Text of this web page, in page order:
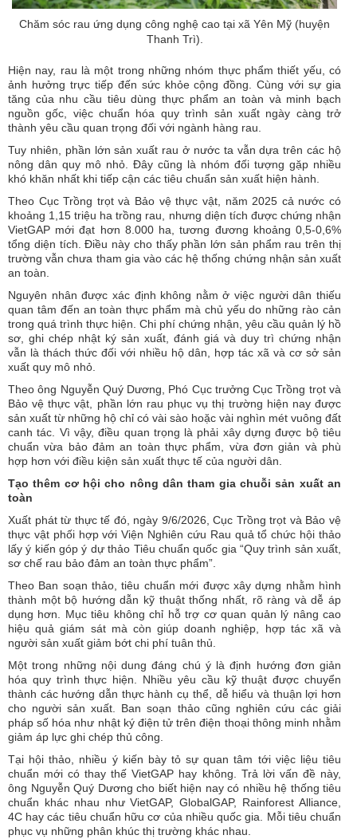
Chăm sóc rau ứng dụng công nghệ cao tại xã Yên Mỹ (huyện
Thanh Trì).
Hiện nay, rau là một trong những nhóm thực phẩm thiết yếu, có
ảnh hưởng trực tiếp đến sức khỏe cộng đồng. Cùng với sự gia
tăng của nhu cầu tiêu dùng thực phẩm an toàn và minh bạch
nguồn gốc, việc chuẩn hóa quy trình sản xuất ngày càng trở
thành yêu cầu quan trọng đối với ngành hàng rau.
Tuy nhiên, phần lớn sản xuất rau ở nước ta vẫn dựa trên các hộ
nông dân quy mô nhỏ. Đây cũng là nhóm đối tượng gặp nhiều
khó khăn nhất khi tiếp cận các tiêu chuẩn sản xuất hiện hành.
Theo Cục Trồng trọt và Bảo vệ thực vật, năm 2025 cả nước có
khoảng 1,15 triệu ha trồng rau, nhưng diện tích được chứng nhận
VietGAP mới đạt hơn 8.000 ha, tương đương khoảng 0,5-0,6%
tổng diện tích. Điều này cho thấy phần lớn sản phẩm rau trên thị
trường vẫn chưa tham gia vào các hệ thống chứng nhận sản xuất
an toàn.
Nguyên nhân được xác định không nằm ở việc người dân thiếu
quan tâm đến an toàn thực phẩm mà chủ yếu do những rào cản
trong quá trình thực hiện. Chi phí chứng nhận, yêu cầu quản lý hồ
sơ, ghi chép nhật ký sản xuất, đánh giá và duy trì chứng nhận
vẫn là thách thức đối với nhiều hộ dân, hợp tác xã và cơ sở sản
xuất quy mô nhỏ.
Theo ông Nguyễn Quý Dương, Phó Cục trưởng Cục Trồng trọt và
Bảo vệ thực vật, phần lớn rau phục vụ thị trường hiện nay được
sản xuất từ những hộ chỉ có vài sào hoặc vài nghìn mét vuông đất
canh tác. Vì vậy, điều quan trọng là phải xây dựng được bộ tiêu
chuẩn vừa bảo đảm an toàn thực phẩm, vừa đơn giản và phù
hợp hơn với điều kiện sản xuất thực tế của người dân.
Tạo thêm cơ hội cho nông dân tham gia chuỗi sản xuất an
toàn
Xuất phát từ thực tế đó, ngày 9/6/2026, Cục Trồng trọt và Bảo vệ
thực vật phối hợp với Viện Nghiên cứu Rau quả tổ chức hội thảo
lấy ý kiến góp ý dự thảo Tiêu chuẩn quốc gia “Quy trình sản xuất,
sơ chế rau bảo đảm an toàn thực phẩm”.
Theo Ban soạn thảo, tiêu chuẩn mới được xây dựng nhằm hình
thành một bộ hướng dẫn kỹ thuật thống nhất, rõ ràng và dễ áp
dụng hơn. Mục tiêu không chỉ hỗ trợ cơ quan quản lý nâng cao
hiệu quả giám sát mà còn giúp doanh nghiệp, hợp tác xã và
người sản xuất giảm bớt chi phí tuân thủ.
Một trong những nội dung đáng chú ý là định hướng đơn giản
hóa quy trình thực hiện. Nhiều yêu cầu kỹ thuật được chuyển
thành các hướng dẫn thực hành cụ thể, dễ hiểu và thuận lợi hơn
cho người sản xuất. Ban soạn thảo cũng nghiên cứu các giải
pháp số hóa như nhật ký điện tử trên điện thoại thông minh nhằm
giảm áp lực ghi chép thủ công.
Tại hội thảo, nhiều ý kiến bày tỏ sự quan tâm tới việc liệu tiêu
chuẩn mới có thay thế VietGAP hay không. Trả lời vấn đề này,
ông Nguyễn Quý Dương cho biết hiện nay có nhiều hệ thống tiêu
chuẩn khác nhau như VietGAP, GlobalGAP, Rainforest Alliance,
4C hay các tiêu chuẩn hữu cơ của nhiều quốc gia. Mỗi tiêu chuẩn
phục vụ những phân khúc thị trường khác nhau.